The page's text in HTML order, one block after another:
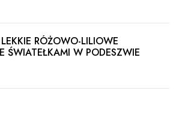
RÓŻOWO-LILIOWE
ŚWIATEŁKAMI W PODESZWIE